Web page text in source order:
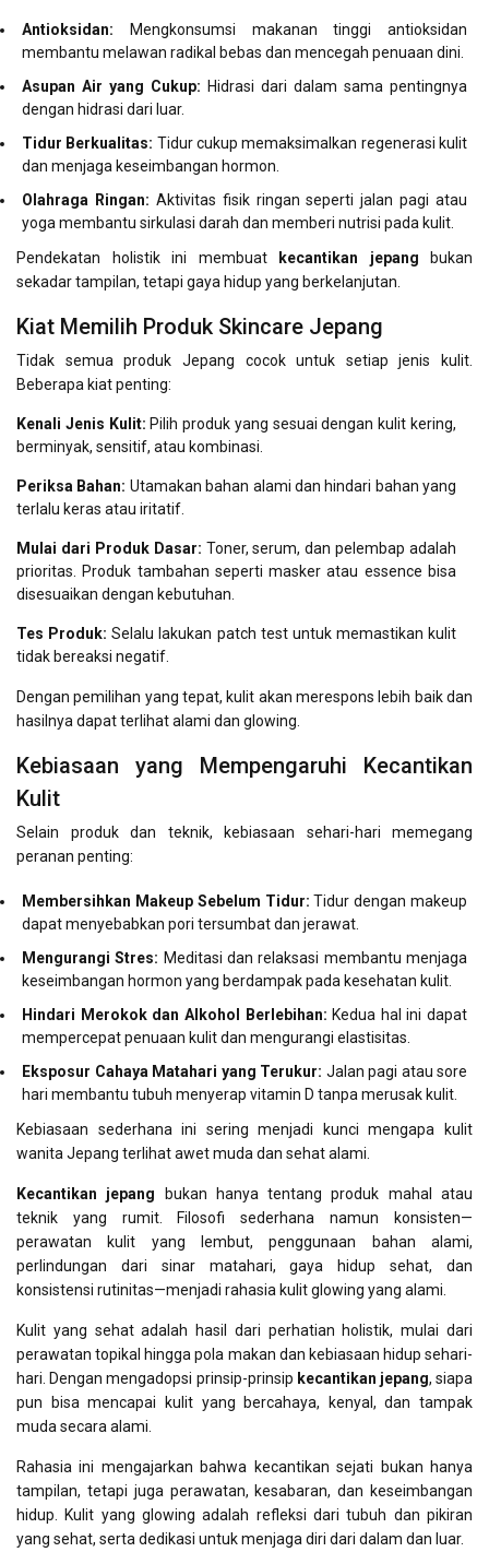
Antioksidan: Mengkonsumsi makanan tinggi antioksidan
membantu melawan radikal bebas dan mencegah penuaan dini.
Asupan Air yang Cukup: Hidrasi dari dalam sama pentingnya
dengan hidrasi dari luar.
Tidur Berkualitas: Tidur cukup memaksimalkan regenerasi kulit
dan menjaga keseimbangan hormon.
Olahraga Ringan: Aktivitas fisik ringan seperti jalan pagi atau
yoga membantu sirkulasi darah dan memberi nutrisi pada kulit.
Pendekatan holistik ini membuat
kecantikan jepang bukan
sekadar tampilan, tetapi gaya hidup yang berkelanjutan.
Kiat Memilih Produk Skincare Jepang
Tidak semua produk Jepang cocok untuk setiap jenis kulit.
Beberapa kiat penting:
Kenali Jenis Kulit: Pilih produk yang sesuai dengan kulit kering,
berminyak, sensitif, atau kombinasi.
Periksa Bahan: Utamakan bahan alami dan hindari bahan yang
terlalu keras atau iritatif.
Mulai dari Produk Dasar: Toner, serum, dan pelembap adalah
prioritas. Produk tambahan seperti masker atau essence bisa
disesuaikan dengan kebutuhan.
Tes Produk: Selalu lakukan patch test untuk memastikan kulit
tidak bereaksi negatif.
Dengan pemilihan yang tepat, kulit akan merespons lebih baik dan
hasilnya dapat terlihat alami dan glowing.
Kebiasaan yang Mempengaruhi Kecantikan
Kulit
Selain produk dan teknik, kebiasaan sehari-hari memegang
peranan penting:
Membersihkan Makeup Sebelum Tidur: Tidur dengan makeup
dapat menyebabkan pori tersumbat dan jerawat.
Mengurangi Stres: Meditasi dan relaksasi membantu menjaga
keseimbangan hormon yang berdampak pada kesehatan kulit.
Hindari Merokok dan Alkohol Berlebihan: Kedua hal ini dapat
mempercepat penuaan kulit dan mengurangi elastisitas.
Eksposur Cahaya Matahari yang Terukur: Jalan pagi atau sore
hari membantu tubuh menyerap vitamin D tanpa merusak kulit.
Kebiasaan sederhana ini sering menjadi kunci mengapa kulit
wanita Jepang terlihat awet muda dan sehat alami.
Kecantikan jepang bukan hanya tentang produk mahal atau
teknik yang rumit. Filosofi sederhana namun konsisten—
perawatan kulit yang lembut, penggunaan bahan alami,
perlindungan dari sinar matahari, gaya hidup sehat, dan
konsistensi rutinitas—menjadi rahasia kulit glowing yang alami.
Kulit yang sehat adalah hasil dari perhatian holistik, mulai dari
perawatan topikal hingga pola makan dan kebiasaan hidup sehari-
hari. Dengan mengadopsi prinsip-prinsip kecantikan jepang, siapa
pun bisa mencapai kulit yang bercahaya, kenyal, dan tampak
muda secara alami.
Rahasia ini mengajarkan bahwa kecantikan sejati bukan hanya
tampilan, tetapi juga perawatan, kesabaran, dan keseimbangan
hidup. Kulit yang glowing adalah refleksi dari tubuh dan pikiran
yang sehat, serta dedikasi untuk menjaga diri dari dalam dan luar.